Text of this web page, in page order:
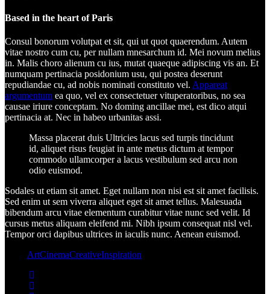
Based in the heart of Paris
Consul bonorum volutpat et sit, qui ut quot quaerendum. Autem
vitae nostro cum cu, per nullam mnesarchum id. Mei novum melius
in. Malis choro alienum cu ius, mutat quaeque adipiscing vis an. Et
numquam pertinacia posidonium usu, qui postea deserunt
repudiandae cu, ad nobis nominati constituto vel. Appareat
argumentum ea quo, vel ex consectetuer vituperatoribus, no sea
causae iriure conceptam. No doming ancillae mei, est dico atqui
pertinacia at. Nec in habeo urbanitas assi.
Massa placerat duis Ultricies lacus sed turpis tincidunt
id, aliquet risus feugiat in ante metus dictum at tempor
commodo ullamcorper a lacus vestibulum sed arcu non
odio euismod.
Sodales ut etiam sit amet. Eget nullam non nisi est sit amet facilisis.
Sed enim ut sem viverra aliquet eget sit amet tellus. Malesuada
bibendum arcu vitae elementum curabitur vitae nunc sed velit. Id
cursus metus aliquam eleifend mi. Nibh ipsum consequat nisl vel.
Tempor orci dapibus ultrices in iaculis nunc. Aenean euismod.
ArtCinemaCreativeInspiration